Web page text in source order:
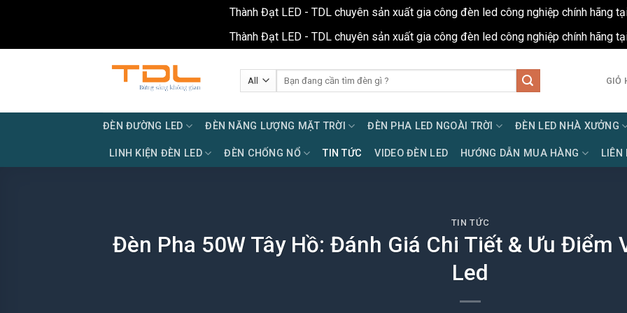
Thành Đạt LED - TDL chuyên sản xuất gia công đèn led công nghiệp chính hãng
Thành Đạt LED - TDL chuyên sản xuất gia công đèn led công nghiệp chính hãng
kiếm:
GIỎ
ĐÈN ĐƯỜNG LED ĐÈN NĂNG LƯỢNG MẶT TRỜI ĐÈN PHA LED NGOÀI TRỜI ĐÈN LED NHÀ XƯỞNG
LINH KIỆN ĐÈN LED ĐÈN CHỐNG NỔ TIN TỨC VIDEO ĐÈN LED HƯỚNG DẪN MUA HÀNG LIÊN
TIN TỨC
Đèn Pha 50W Tây Hồ: Đánh Giá Chi Tiết & Ưu Điểm
Led